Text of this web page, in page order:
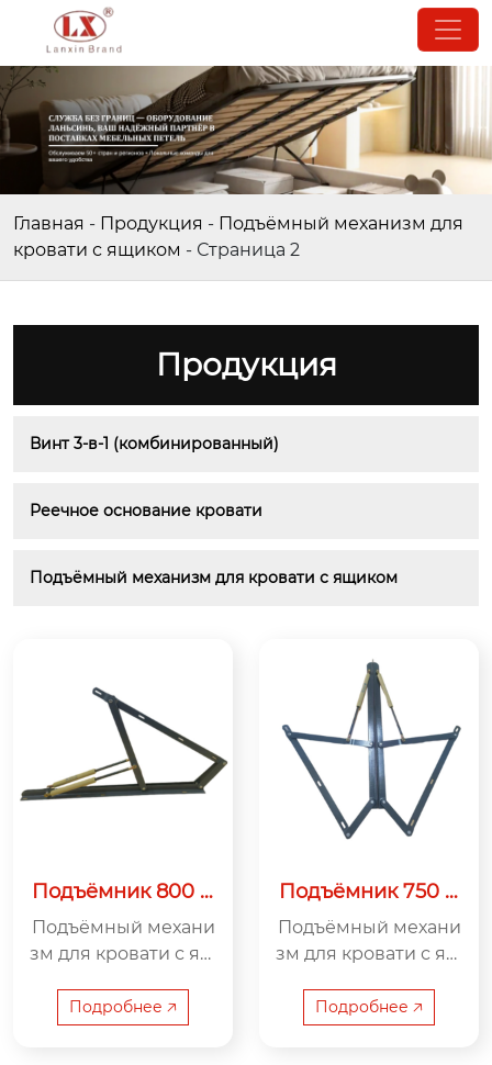
Главная - Продукция - Подъёмный механизм для
кровати с ящиком - Страница 2
Продукция
Винт 3-в-1 (комбинированный)
Реечное основание кровати
Подъёмный механизм для кровати с ящиком
Подъёмник 800 м
Подъёмный механи
зм для кровати с ящ
г — эффективное р
ешение для органи
Подробнее 🡥
Подъёмник 750 м
Подъёмный механи
зм для кровати с ящ
г — инновационно
е решение для орга
Подробнее 🡥